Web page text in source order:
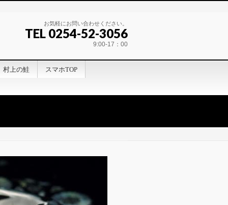
お気軽にお問い合わせください。
TEL 0254-52-3056
9:00-17：00
村上の鮭 スマホTOP